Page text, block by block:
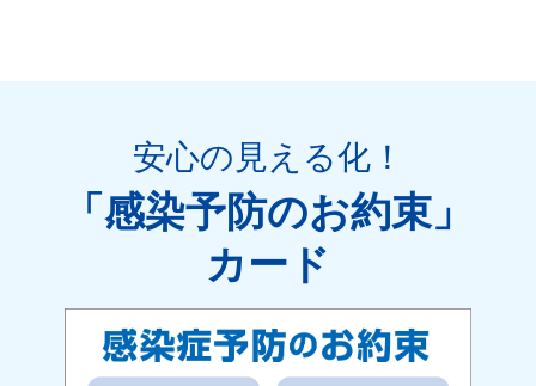
安心の見える化！
「感染予防のお約束」
カード